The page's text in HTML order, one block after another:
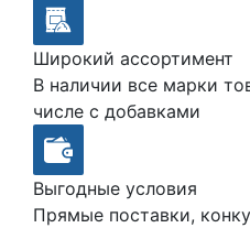
Широкий ассортимент
В наличии все марки
числе с добавками
Выгодные условия
Прямые поставки,